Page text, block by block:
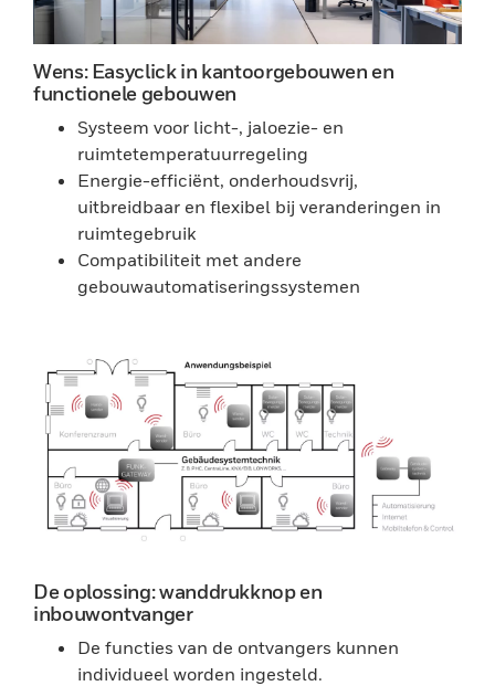
Wens: Easyclick in kantoorgebouwen en
functionele gebouwen
Systeem voor licht-, jaloezie- en
ruimtetemperatuurregeling
Energie-efficiënt, onderhoudsvrij,
uitbreidbaar en flexibel bij veranderingen in
ruimtegebruik
Compatibiliteit met andere
gebouwautomatiseringssystemen
De oplossing: wanddrukknop en
inbouwontvanger
De functies van de ontvangers kunnen
individueel worden ingesteld.